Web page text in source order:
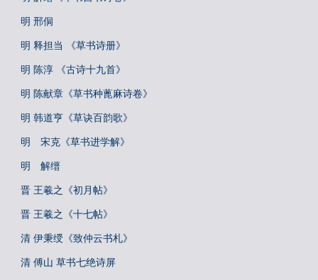
明 邢侗
明 释担当 《草书诗册》
明 陈淳 《古诗十九首》
明 陈献章《草书种蓖麻诗卷》
明 韩道亨《草诀百韵歌》
明 宋克《草书进学解》
明 解缙
晋 王羲之《初月帖》
晋 王羲之《十七帖》
清 伊秉绶《致仲云书札》
清 傅山 草书七绝诗屏